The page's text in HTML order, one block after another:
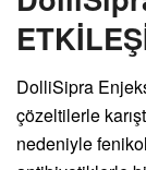
DolliSipra
çözeltilerle
nedeniyle